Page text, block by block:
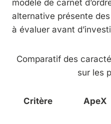
modèle de carnet
alternative présente
à évaluer avant
Comparatif des
sur les
Critère ApeX